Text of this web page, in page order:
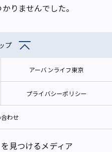
りませんでした。
プ
アーバンライフ東京
プライバシーポリシー
わせ
見つけるメディア